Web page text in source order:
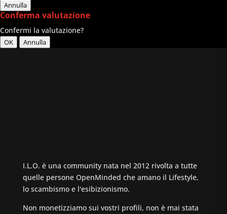
Annulla
Conferma valutazione
Confermi la valutazione?
OK Annulla
I.L.O. è una community nata nel 2012 rivolta a tutte
quelle persone OpenMinded che amano il Lifestyle,
lo scambismo e l'esibizionismo.
Non monetizziamo sui vostri profili, non è mai stata